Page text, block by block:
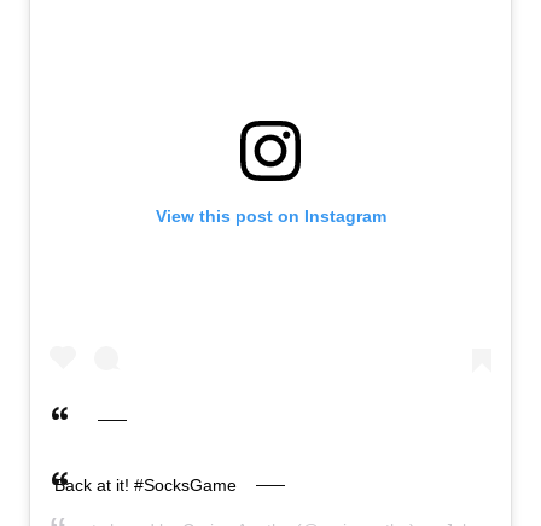
View this post on Instagram
Back at it! #SocksGame